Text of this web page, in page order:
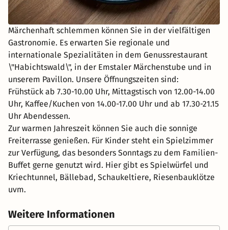
Märchenhaft schlemmen können Sie in der vielfältigen
Gastronomie. Es erwarten Sie regionale und
internationale Spezialitäten in dem Genussrestaurant
\"Habichtswald\", in der Emstaler Märchenstube und in
unserem Pavillon. Unsere Öffnungszeiten sind:
Frühstück ab 7.30-10.00 Uhr, Mittagstisch von 12.00-14.00
Uhr, Kaffee/Kuchen von 14.00-17.00 Uhr und ab 17.30-21.15
Uhr Abendessen.
Zur warmen Jahreszeit können Sie auch die sonnige
Freiterrasse genießen. Für Kinder steht ein Spielzimmer
zur Verfügung, das besonders Sonntags zu dem Familien-
Buffet gerne genutzt wird. Hier gibt es Spielwürfel und
Kriechtunnel, Bällebad, Schaukeltiere, Riesenbauklötze
uvm.
Weitere Informationen